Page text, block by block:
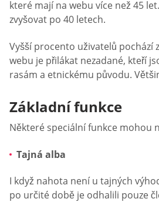
které mají na webu více než 45
zvyšovat po 40 letech.
Vyšší procento uživatelů pochází
webu je přilákat nezadané, kteří
rasám a etnickému původu.
Základní funkce
Některé speciální funkce mohou
Tajná alba
I když nahota není u tajných
po určité době je odhalili pouze